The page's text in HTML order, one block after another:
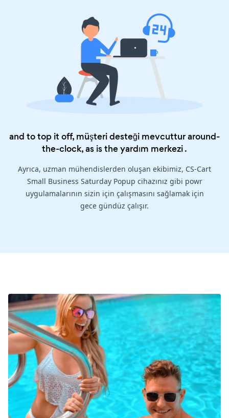
and to top it off, müşteri desteği mevcuttur around-
the-clock, as is theyardım merkezi.
Ayrıca, uzman mühendislerden oluşan ekibimiz, CS-Cart
Small Business Saturday Popup cihazınız gibi powr
uygulamalarının sizin için çalışmasını sağlamak için
gece gündüz çalışır.